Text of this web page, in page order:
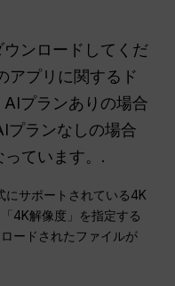
ンロードしてくだ
アプリに関するド
プランありの場合
プランなしの場合
っています。.
にサポートされている4K
4K解像度」を指定する
ードされたファイルが